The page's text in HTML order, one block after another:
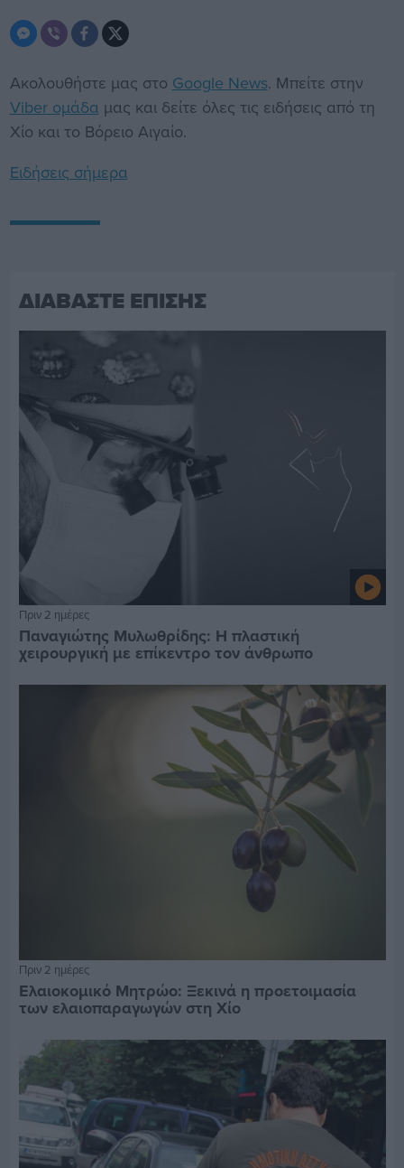
Ακολουθήστε μας στο Google News. Μπείτε στην
Viber ομάδα μας και δείτε όλες τις ειδήσεις από τη
Χίο και το Βόρειο Αιγαίο.
Ειδήσεις σήμερα
ΔΙΑΒΑΣΤΕ ΕΠΙΣΗΣ
Πριν 2 ημέρες
Παναγιώτης Μυλωθρίδης: Η πλαστική
χειρουργική με επίκεντρο τον άνθρωπο
Πριν 2 ημέρες
Ελαιοκομικό Μητρώο: Ξεκινά η προετοιμασία
των ελαιοπαραγωγών στη Χίο